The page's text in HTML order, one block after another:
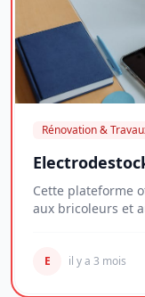
Rénovation &
Cette plateforme
aux bricoleurs et
E il y a 3 mois